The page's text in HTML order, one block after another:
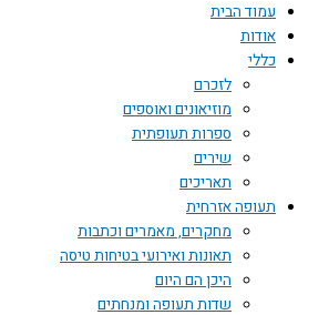
עמוד הבית
אודות
כללי
לזכרם
מוזיאונים ואוספים
ספרות תעופתית
שירים
תאריכים
תעופה אזרחית
מחקרים, מאמרים וכתבות
תאונות ואירועי בטיחות טיסה
היכן הם היום
שדות תעופה ומנחתים